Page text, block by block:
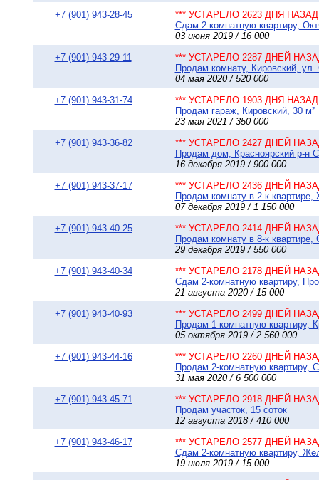
+7 (901) 943-28-45
*** УСТАРЕЛО 2623 ДНЯ НАЗАД
Сдам 2-комнатную квартиру,
03 июня 2019 / 16 000
+7 (901) 943-29-11
*** УСТАРЕЛО 2287 ДНЕЙ
Продам комнату, Кировский,
04 мая 2020 / 520 000
+7 (901) 943-31-74
*** УСТАРЕЛО 1903 ДНЯ НАЗАД
Продам гараж, Кировский, 30 м²
23 мая 2021 / 350 000
+7 (901) 943-36-82
*** УСТАРЕЛО 2427 ДНЕЙ
Продам дом, Красноярский р-н
16 декабря 2019 / 900 000
+7 (901) 943-37-17
*** УСТАРЕЛО 2436 ДНЕЙ
Продам комнату в 2-к
07 декабря 2019 / 1 150 000
+7 (901) 943-40-25
*** УСТАРЕЛО 2414 ДНЕЙ
Продам комнату в 8-к квартире,
29 декабря 2019 / 550 000
+7 (901) 943-40-34
*** УСТАРЕЛО 2178 ДНЕЙ
Сдам 2-комнатную квартиру,
21 августа 2020 / 15 000
+7 (901) 943-40-93
*** УСТАРЕЛО 2499 ДНЕЙ
Продам 1-комнатную квартиру,
05 октября 2019 / 2 560 000
+7 (901) 943-44-16
*** УСТАРЕЛО 2260 ДНЕЙ
Продам 2-комнатную квартиру,
31 мая 2020 / 6 500 000
+7 (901) 943-45-71
*** УСТАРЕЛО 2918 ДНЕЙ
Продам участок, 15 соток
12 августа 2018 / 410 000
+7 (901) 943-46-17
*** УСТАРЕЛО 2577 ДНЕЙ
Сдам 2-комнатную квартиру,
19 июля 2019 / 15 000